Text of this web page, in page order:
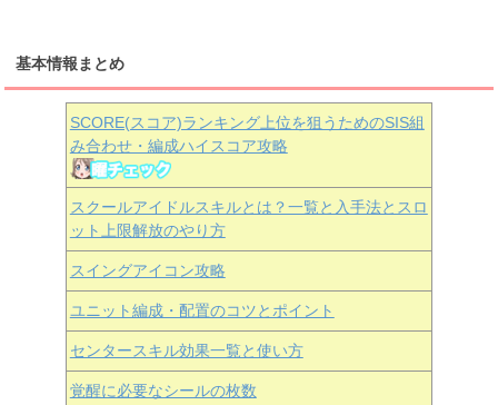
基本情報まとめ
SCORE(スコア)ランキング上位を狙うためのSIS組
み合わせ・編成ハイスコア攻略
スクールアイドルスキルとは？一覧と入手法とスロ
ット上限解放のやり方
スイングアイコン攻略
ユニット編成・配置のコツとポイント
センタースキル効果一覧と使い方
覚醒に必要なシールの枚数